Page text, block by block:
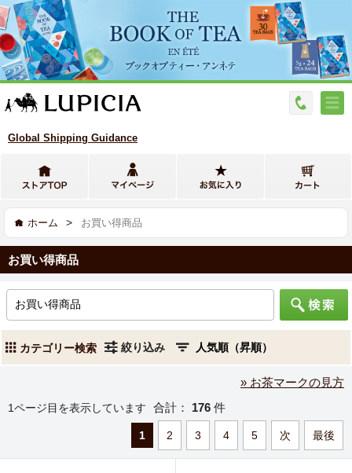
Global Shipping Guidance
ホーム > お買い得商品
お買い得商品
カテゴリー検索 絞り込み
» お茶マークの見方
1ページ目を表示しています 合計： 176 件
1 2 3 4 5 次 最後